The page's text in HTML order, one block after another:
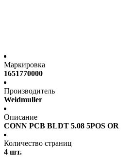
Маркировка
1651770000
Производитель
Weidmuller
Описание
CONN PCB BLDT 5.08 5POS OR
Количество страниц
4 шт.